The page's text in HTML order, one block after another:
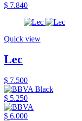
$ 7.840
Quick view
Lec
$ 7.500
$ 5.250
$ 6.000